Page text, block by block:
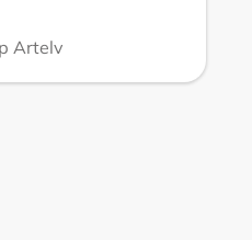
Artelv